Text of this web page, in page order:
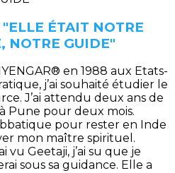
ÉTAIT NOTRE
NOTRE GUIDE"
en 1988 aux Etats-
j’ai souhaité étudier le
J’ai attendu deux ans de
Pune pour deux mois.
pour rester en Inde
mon maître spirituel.
vu Geetaji, j’ai su que je
sous sa guidance. Elle a